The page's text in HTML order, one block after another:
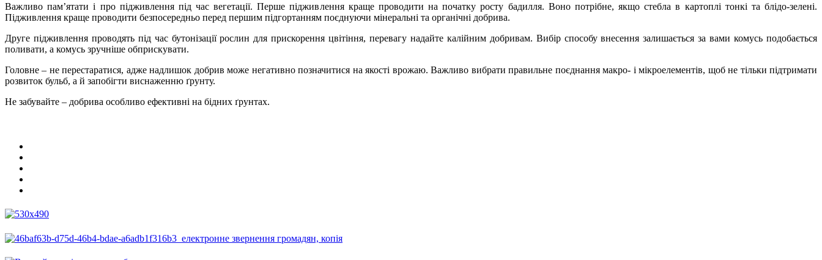
Важливо пам’ятати і про підживлення під час вегетації. Перше підживлення краще проводити на початку росту бадилля. Воно потрібне, якщо стебла в картоплі тонкі та блідо-зелені.
Підживлення краще проводити безпосередньо перед першим підгортанням поєднуючи мінеральні та органічні добрива.
Друге підживлення проводять під час бутонізації рослин для прискорення цвітіння, перевагу надайте калійним добривам. Вибір способу внесення залишається за вами комусь подобається
поливати, а комусь зручніше обприскувати.
Головне – не перестаратися, адже надлишок добрив може негативно позначитися на якості врожаю. Важливо вибрати правильне поєднання макро- і мікроелементів, щоб не тільки підтримати
розвиток бульб, а й запобігти виснаженню ґрунту.
Не забувайте – добрива особливо ефективні на бідних ґрунтах.